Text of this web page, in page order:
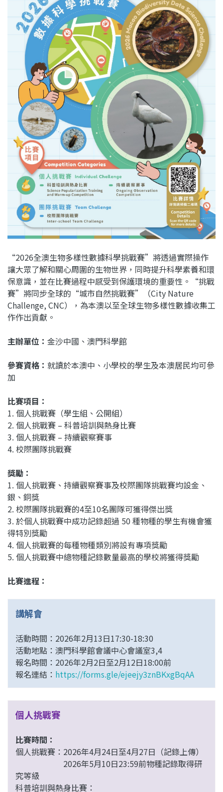
“2026全澳生物多樣性數據科學挑戰賽”將透過實際操作
讓大眾了解和關心周圍的生物世界，同時提升科學素養和環
保意識，並在比賽過程中感受到保護環境的重要性。“挑戰
賽”將同步全球的“城市自然挑戰賽”（City Nature
Challenge, CNC），為本澳以至全球生物多樣性數據收集工
作作出貢獻。
主辦單位： 金沙中國、澳門科學館
參賽資格 ： 就讀於本澳中、小學校的學生及本澳居民均可參
加
比賽項目：
1. 個人挑戰賽（學生組、公開組）
2. 個人挑戰賽 – 科普培訓與熱身比賽
3. 個人挑戰賽 – 持續觀察賽事
4. 校際團隊挑戰賽
獎勵：
1. 個人挑戰賽、持續觀察賽事及校際團隊挑戰賽均設金、
銀、銅獎
2. 校際團隊挑戰賽的4至10名團隊可獲得傑出獎
3. 於個人挑戰賽中成功記錄超過 50 種物種的學生有機會獲
得特別獎勵
4. 個人挑戰賽的每種物種類別將設有專項獎勵
5. 個人挑戰賽中總物種記錄數量最高的學校將獲得獎勵
比賽進程：
講解會
活動時間：2026年2月13日17:30-18:30
活動地點：澳門科學館會議中心會議室3,4
報名時間：2026年2月2日至2月12日18:00前
報名連結： https://forms.gle/ejeejy3znBKxgBqAA
個人挑戰賽
比賽時間：
個人挑戰賽： 2026年4月24日至4月27日（記錄上傳）
2026年5月10日23:59前物種記錄取得研
究等級
科普培訓與熱身比賽 ：